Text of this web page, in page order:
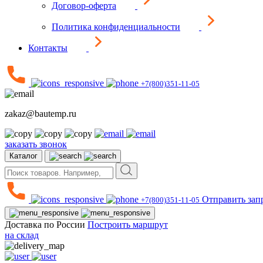
Договор-оферта
Политика конфиденциальности
Контакты
+7(800)351-11-05
zakaz@bautemp.ru
заказать звонок
Каталог
+7(800)351-11-05 Отправить
Доставка по России Построить маршрут
на склад